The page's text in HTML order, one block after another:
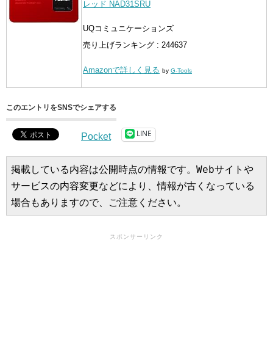
レッド NAD31SRU
UQコミュニケーションズ
売り上げランキング : 244637
Amazonで詳しく見る by G-Tools
このエントリをSNSでシェアする
Pocket LINE
掲載している内容は公開時点の情報です。Webサイトや
サービスの内容変更などにより、情報が古くなっている
場合もありますので、ご注意ください。
スポンサーリンク